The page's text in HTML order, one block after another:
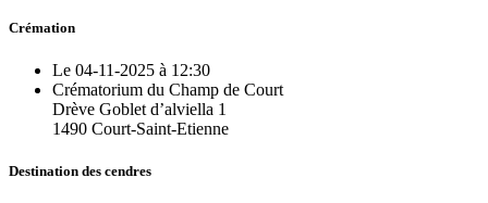
Crémation
Le 04-11-2025 à 12:30
Crématorium du Champ de Court
Drève Goblet d’alviella 1
1490 Court-Saint-Etienne
Destination des cendres